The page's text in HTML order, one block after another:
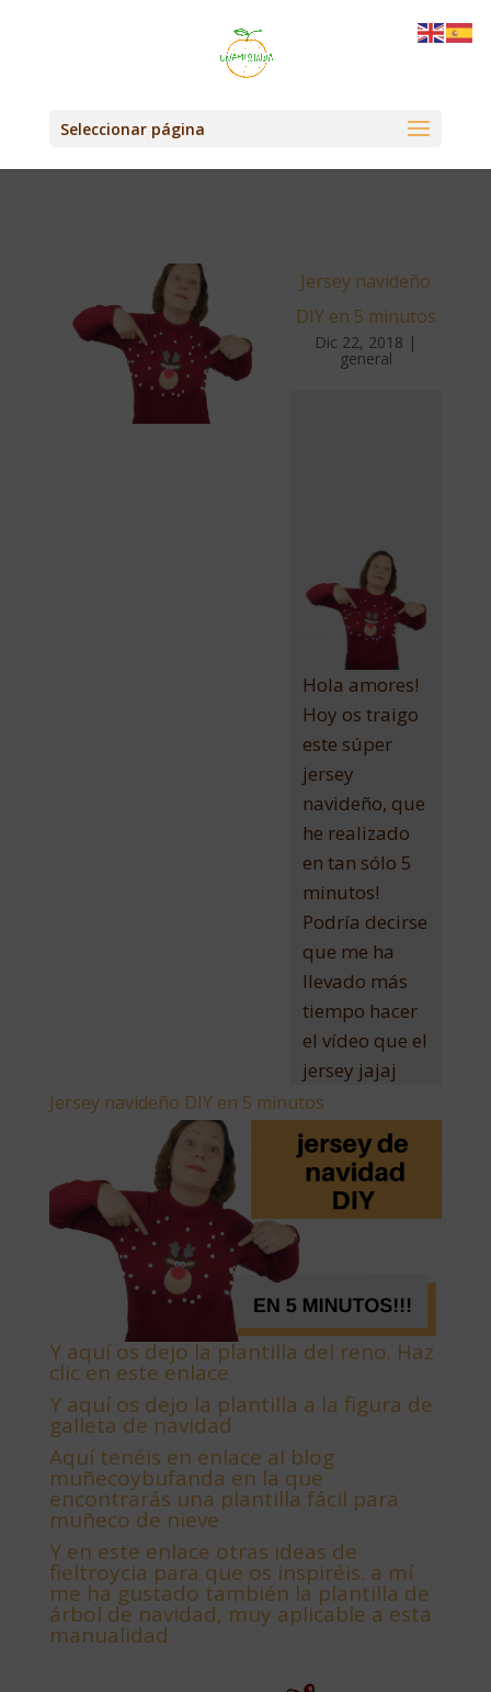
Seleccionar página
Jersey navideño
DIY en 5 minutos
Dic 22, 2018 |
general
Hola amores!
Hoy os traigo
este súper
jersey
navideño, que
he realizado
en tan sólo 5
minutos!
Podría decirse
que me ha
llevado más
tiempo hacer
el vídeo que el
jersey jajaj
Jersey navideño DIY en 5 minutos
Y aquí os dejo la plantilla del reno. Haz
clic en este enlace
Y aquí os dejo la plantilla a la figura de
galleta de navidad
Aquí tenéis en enlace al blog
muñecoybufanda en la que
encontrarás una plantilla fácil para
muñeco de nieve
Y en este enlace otras ideas de
fieltroycia para que os inspiréis. a mí
me ha gustado también la plantilla de
árbol de navidad, muy aplicable a esta
manualidad